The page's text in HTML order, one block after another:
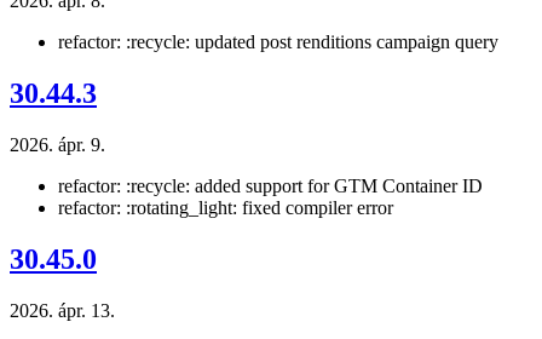
refactor: :recycle: updated post renditions campaign query
30.44.3
2026. ápr. 9.
refactor: :recycle: added support for GTM Container ID
refactor: :rotating_light: fixed compiler error
30.45.0
2026. ápr. 13.